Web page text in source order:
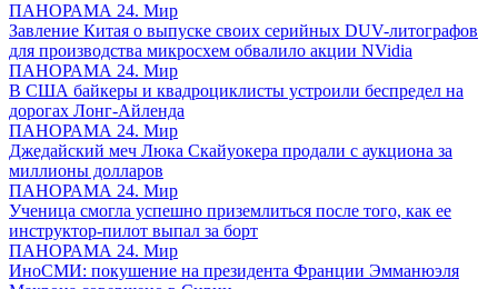
ПАНОРАМА 24. Мир
Завление Китая о выпуске своих серийных DUV-литографов
для производства микросхем обвалило акции NVidia
ПАНОРАМА 24. Мир
В США байкеры и квадроциклисты устроили беспредел на
дорогах Лонг-Айленда
ПАНОРАМА 24. Мир
Джедайский меч Люка Скайуокера продали с аукциона за
миллионы долларов
ПАНОРАМА 24. Мир
Ученица смогла успешно приземлиться после того, как ее
инструктор-пилот выпал за борт
ПАНОРАМА 24. Мир
ИноСМИ: покушение на президента Франции Эмманюэля